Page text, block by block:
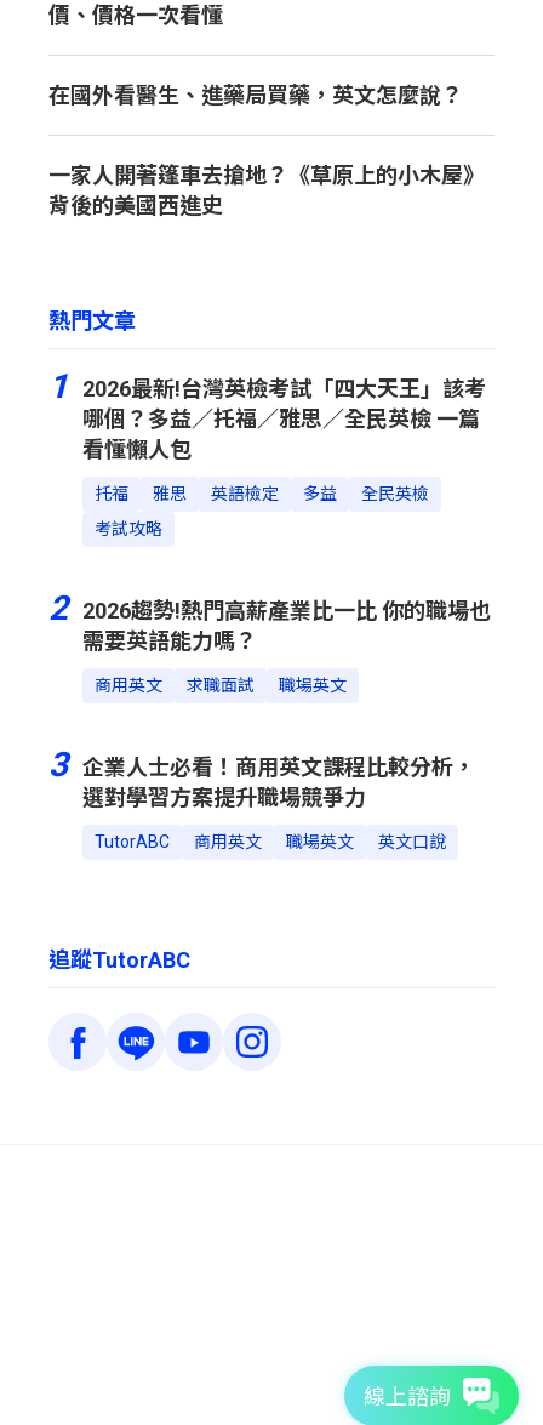
價、價格一次看懂
在國外看醫生、進藥局買藥，英文怎麼說？
一家人開著篷車去搶地？《草原上的小木屋》
背後的美國西進史
熱門文章
1
2026最新!台灣英檢考試「四大天王」該考
哪個？多益／托福／雅思／全民英檢 一篇
看懂懶人包
托福 雅思 英語檢定 多益
全民英檢
考試攻略
2
2026趨勢!熱門高薪產業比一比 你的職場也
需要英語能力嗎？
商用英文 求職面試 職場英文
3 企業人士必看！商用英文課程比較分析，
選對學習方案提升職場競爭力
TutorABC 商用英文 職場英文 英文口說
追蹤TutorABC
線上諮詢